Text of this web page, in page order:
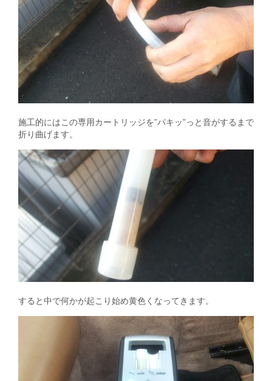
施工的にはこの専用カートリッジを”パキッ”っと音がするまで
折り曲げます。
すると中で何かが起こり始め黄色くなってきます。